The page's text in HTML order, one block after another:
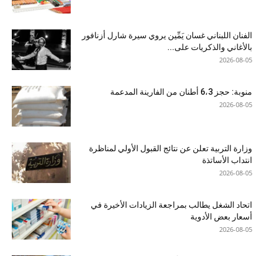
الفنان اللبناني غسان يَمِّين يروي سيرة شارل أزنافور
بالأغاني والذكريات على...
2026-08-05
منوبة: حجز 6،3 أطنان من الفارينة المدعمة
2026-08-05
وزارة التربية تعلن عن نتائج القبول الأولي لمناظرة
انتداب الأساتذة
2026-08-05
اتحاد الشغل يطالب بمراجعة الزيادات الأخيرة في
أسعار بعض الأدوية
2026-08-05